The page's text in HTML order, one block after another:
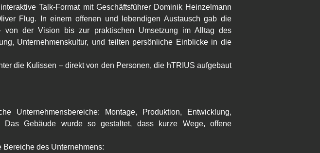
Talk-Format mit Geschäftsführer Dominik Heinzelmann
Flug. In einem offenen und lebendigen Austausch gab die
der Vision bis zur praktischen Umsetzung im Alltag des
Unternehmenskultur, und teilten persönliche Einblicke in die
die Kulissen – direkt von den Personen, die hTRIUS aufgebaut
Unternehmensbereiche: Montage, Produktion, Entwicklung,
Das Gebäude wurde so gestaltet, dass kurze Wege, offene
des Unternehmens: